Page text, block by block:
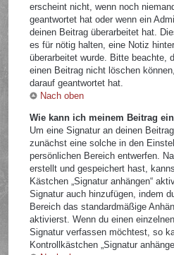
erscheint nicht, wenn noch
geantwortet hat oder wenn ein
deinen Beitrag überarbeitet hat.
es für nötig halten, eine Notiz
überarbeitet wurde. Bitte beachte,
einen Beitrag nicht löschen
darauf geantwortet hat.
Nach oben
Wie kann ich meinem Beitrag
Um eine Signatur an deinen
zunächst eine solche in den
persönlichen Bereich entwerfen.
erstellt und gespeichert hast,
Kästchen „Signatur anhängen“
Signatur auch hinzufügen, indem
Bereich das standardmäßige
aktivierst. Wenn du einen
Signatur verfassen möchtest, so
Kontrollkästchen „Signatur